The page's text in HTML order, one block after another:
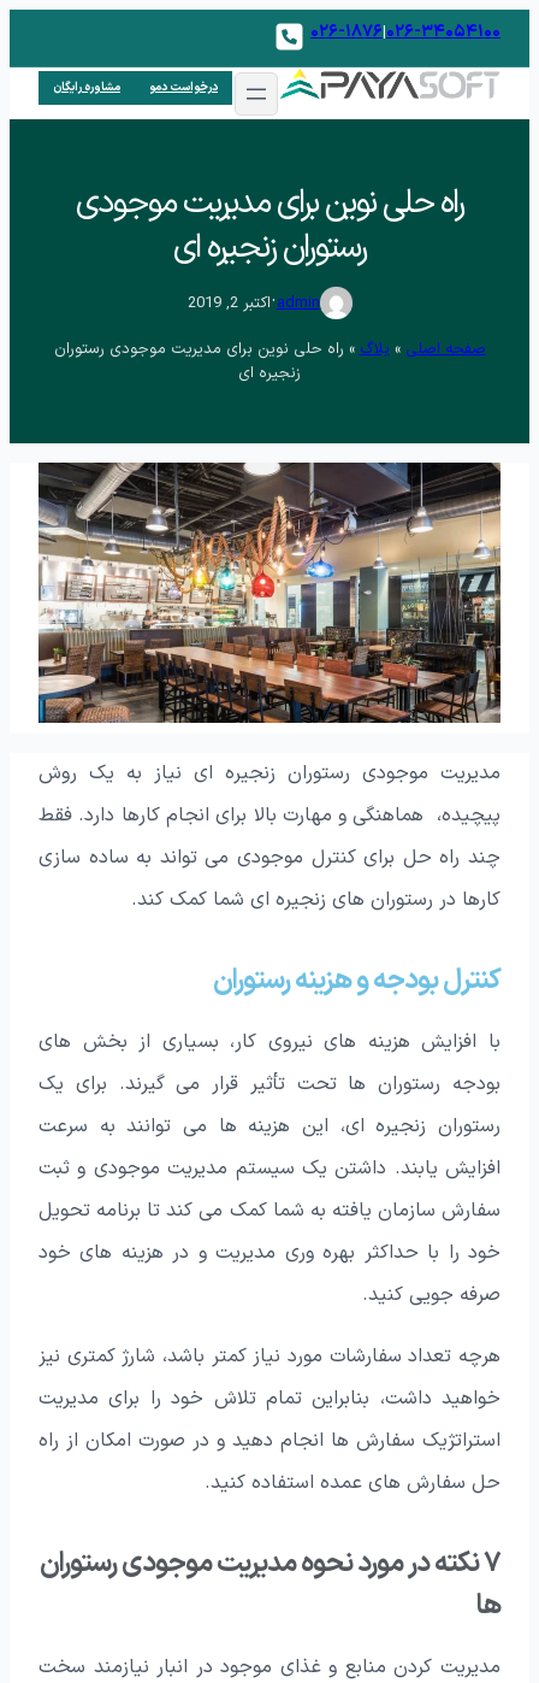
۰۲۶-۳۴۰۵۴۱۰۰۰۲۶-۱۸۷۶
درخواست دمو مشاوره رایگان
راه حلی نوین برای مدیریت موجودی
رستوران زنجیره ای
admin
.اکتبر 2, 2019
صفحه اصلی »بلاگ» راه حلی نوین برای مدیریت موجودی رستوران
زنجیره ای
مدیریت موجودی رستوران زنجیره ای نیاز به یک روش
پیچیده، هماهنگی و مهارت بالا برای انجام کارها دارد. فقط
چند راه حل برای کنترل موجودی می تواند به ساده سازی
کارها در رستوران های زنجیره ای شما کمک کند.
کنترل بودجه و هزینه رستوران
با افزایش هزینه های نیروی کار، بسیاری از بخش های
بودجه رستوران ها تحت تأثیر قرار می گیرند. برای یک
رستوران زنجیره ای، این هزینه ها می توانند به سرعت
افزایش یابند. داشتن یک سیستم مدیریت موجودی و ثبت
سفارش سازمان یافته به شما کمک می کند تا برنامه تحویل
خود را با حداکثر بهره وری مدیریت و در هزینه های خود
صرفه جویی کنید.
هرچه تعداد سفارشات مورد نیاز کمتر باشد، شارژ کمتری نیز
خواهید داشت، بنابراین تمام تلاش خود را برای مدیریت
استراتژیک سفارش ها انجام دهید و در صورت امکان از راه
حل سفارش های عمده استفاده کنید.
۷ نکته در مورد نحوه مدیریت موجودی رستوران
ها
مدیریت کردن منابع و غذای موجود در انبار نیازمند سخت